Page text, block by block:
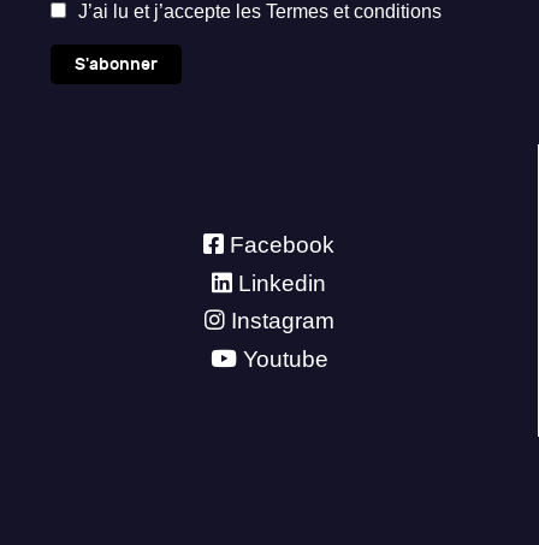
J’ai lu et j’accepte les Termes et conditions
S'abonner
Facebook
Linkedin
Instagram
Youtube